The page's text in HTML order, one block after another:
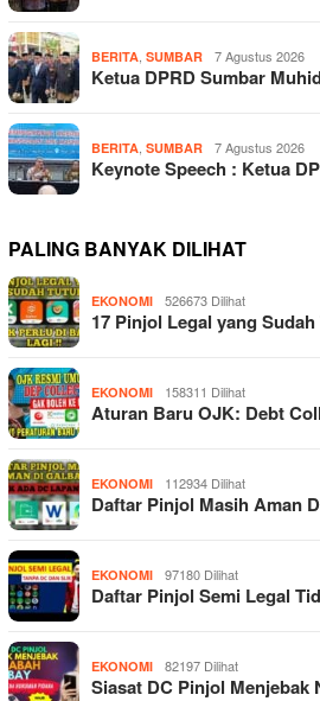
BERITA SUMBAR 7 Agustus 2026
Ketua DPRD Sumbar
BERITA SUMBAR 7 Agustus 2026
Keynote Speech : Ketua
PALING BANYAK DILIHAT
EKONOMI 526673 Dilihat
17 Pinjol Legal yang
EKONOMI 158311 Dilihat
Aturan Baru OJK: Debt
EKONOMI 112934 Dilihat
Daftar Pinjol Masih Aman
EKONOMI 97180 Dilihat
Daftar Pinjol Semi Legal
EKONOMI 82197 Dilihat
Siasat DC Pinjol Menjebak